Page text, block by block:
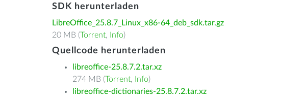
SDK herunterladen
LibreOffice_25.8.7_Linux_x86-64_deb_sdk.tar.gz
20 MB (Torrent, Info)
Quellcode herunterladen
libreoffice-25.8.7.2.tar.xz
274 MB (Torrent, Info)
libreoffice-dictionaries-25.8.7.2.tar.xz